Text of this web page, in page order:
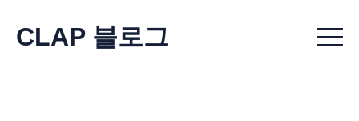
CLAP 블로그 Menu